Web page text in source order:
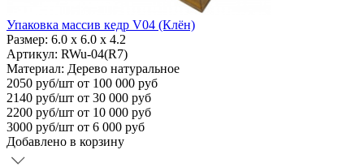
Упаковка массив кедр V04 (Клён)
Размер: 6.0 х 6.0 х 4.2
Артикул: RWu-04(R7)
Материал: Дерево натуральное
2050 руб/шт от 100 000 руб
2140 руб/шт от 30 000 руб
2200 руб/шт от 10 000 руб
3000 руб/шт от 6 000 руб
Добавлено в корзину